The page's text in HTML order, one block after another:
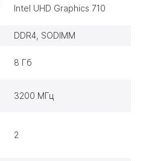
Intel UHD Graphics 710
DDR4, SODIMM
8 Гб
3200 МГц
2